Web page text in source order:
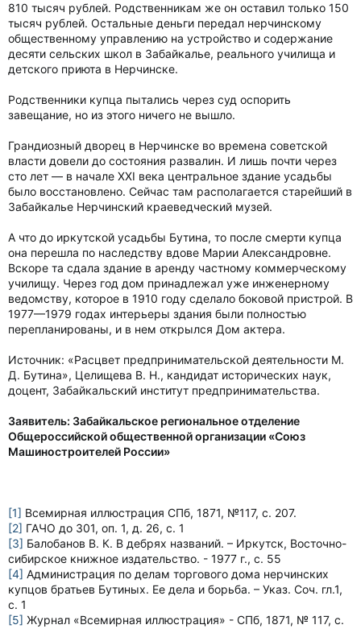
810 тысяч рублей. Родственникам же он оставил только 150
тысяч рублей. Остальные деньги передал нерчинскому
общественному управлению на устройство и содержание
десяти сельских школ в Забайкалье, реального училища и
детского приюта в Нерчинске.
Родственники купца пытались через суд оспорить
завещание, но из этого ничего не вышло.
Грандиозный дворец в Нерчинске во времена советской
власти довели до состояния развалин. И лишь почти через
сто лет — в начале XXI века центральное здание усадьбы
было восстановлено. Сейчас там располагается старейший в
Забайкалье Нерчинский краеведческий музей.
А что до иркутской усадьбы Бутина, то после смерти купца
она перешла по наследству вдове Марии Александровне.
Вскоре та сдала здание в аренду частному коммерческому
училищу. Через год дом принадлежал уже инженерному
ведомству, которое в 1910 году сделало боковой пристрой. В
1977—1979 годах интерьеры здания были полностью
перепланированы, и в нем открылся Дом актера.
Источник: «Расцвет предпринимательской деятельности М.
Д. Бутина», Целищева В. Н., кандидат исторических наук,
доцент, Забайкальский институт предпринимательства.
Заявитель: Забайкальское региональное отделение
Общероссийской общественной организации «Союз
Машиностроителей России»
[1] Всемирная иллюстрация СПб, 1871, №117, с. 207.
[2] ГАЧО до 301, оп. 1, д. 26, с. 1
[3] Балобанов В. К. В дебрях названий. – Иркутск, Восточно-
сибирское книжное издательство. - 1977 г., с. 55
[4] Администрация по делам торгового дома нерчинских
купцов братьев Бутиных. Ее дела и борьба. – Указ. Соч. гл.1,
с. 1
[5] Журнал «Всемирная иллюстрация» - СПб, 1871, № 117, с.